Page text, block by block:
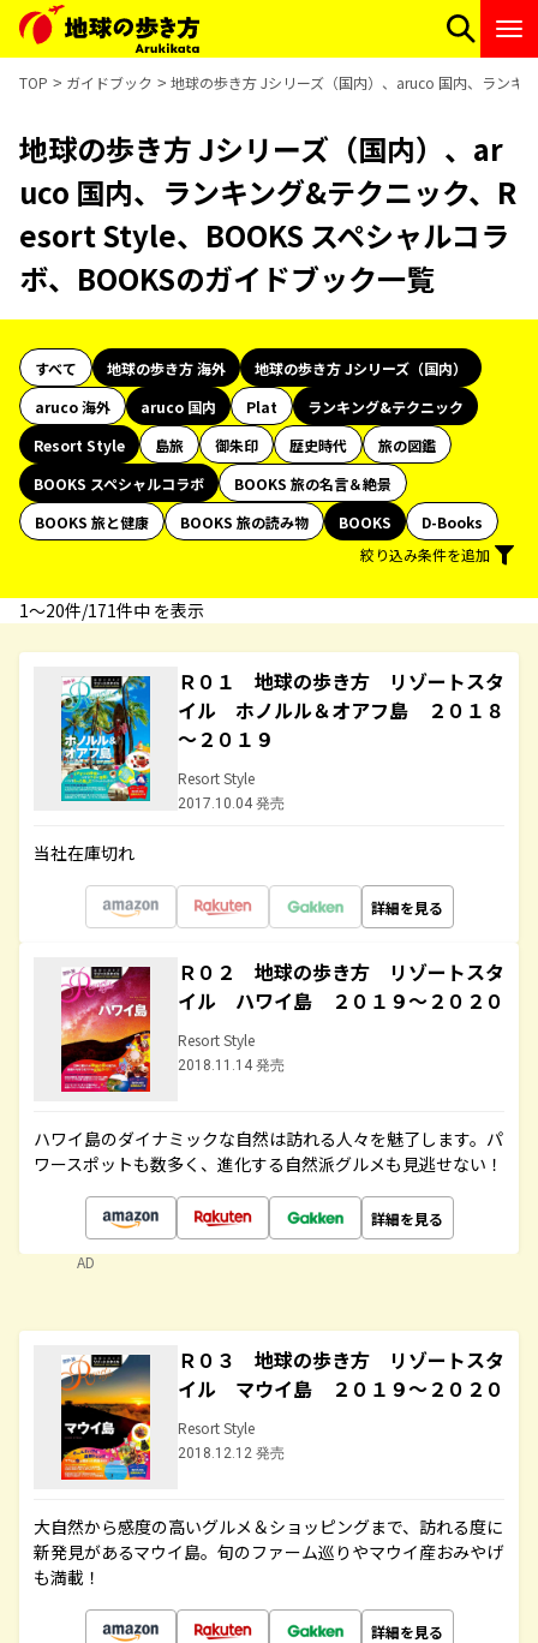
TOP ガイドブック 地球の歩き方 Jシリーズ（国内）、aruco 国内、ランキ
地球の歩き方 Jシリーズ（国内）、ar
uco 国内、ランキング&テクニック、R
esort Style、BOOKS スペシャルコラ
ボ、BOOKSのガイドブック一覧
すべて 地球の歩き方 海外
地球の歩き方 Jシリーズ（国内）
aruco 海外
aruco 国内 Plat
ランキング&テクニック
Resort Style
島旅 御朱印 歴史時代
旅の図鑑
BOOKS スペシャルコラボ
BOOKS 旅の名言＆絶景
BOOKS 旅と健康
BOOKS 旅の読み物 BOOKS
D-Books
絞り込み条件を追加
1〜20件/171件中 を表示
Ｒ０１ 地球の歩き方 リゾートスタ
イル ホノルル＆オアフ島 ２０１８
～２０１９
Resort Style
2017.10.04 発売
当社在庫切れ
詳細を見る
Ｒ０２ 地球の歩き方 リゾートスタ
イル ハワイ島 ２０１９～２０２０
Resort Style
2018.11.14 発売
ハワイ島のダイナミックな自然は訪れる人々を魅了します。パ
ワースポットも数多く、進化する自然派グルメも見逃せない！
詳細を見る
AD
Ｒ０３ 地球の歩き方 リゾートスタ
イル マウイ島 ２０１９～２０２０
Resort Style
2018.12.12 発売
大自然から感度の高いグルメ＆ショッピングまで、訪れる度に
新発見があるマウイ島。旬のファーム巡りやマウイ産おみやげ
も満載！
詳細を見る